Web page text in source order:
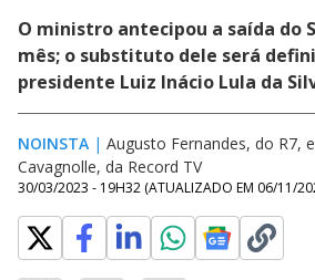
O ministro antecipou a saída do
mês; o substituto dele será
presidente Luiz Inácio Lula da
NOINSTA | Augusto Fernandes, do R7,
Cavagnolle, da Record TV
30/03/2023 - 19H32 (ATUALIZADO EM 06/11/